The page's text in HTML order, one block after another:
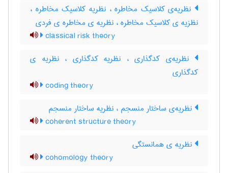
نظریه‌ی کلاسیک مخاطره ، نظریه کلاسیک مخاطره ،
نظزیه ی کلاسیک مخاطره ، نظریه ی مخاطره ی فردی
classical risk theory
نظریه‌ی کدگذاری ، نظریه کدگذاری ، نظریه ی
کدگذاری
coding theory
نظریه‌ی ساختار منسجم ، نظریه ساختار منسجم
coherent structure theory
نظریه ی همانستگی
cohomology theory